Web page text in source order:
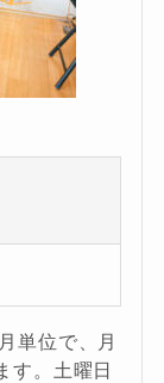
位で、月
す。土曜日